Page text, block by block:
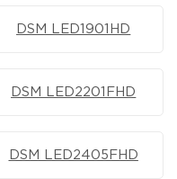
DSM LED1901HD
DSM LED2201FHD
DSM LED2405FHD